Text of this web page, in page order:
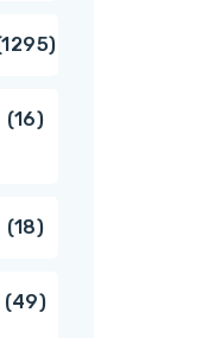
producten
12951295
1616
1818
producten
4949